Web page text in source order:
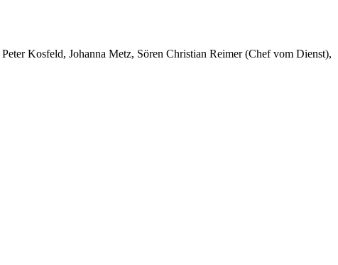
Peter Kosfeld, Johanna Metz, Sören Christian Reimer (Chef vom Dienst),